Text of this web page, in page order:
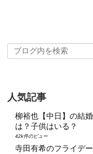
人気記事
柳裕也【中日】の結
は？子供はいる？
42k件のビュー
寺田有希のフライデ